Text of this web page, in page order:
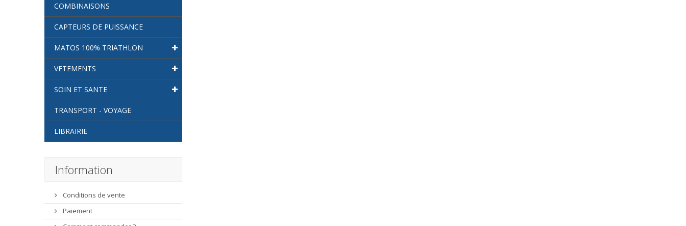
COMBINAISONS
CAPTEURS DE PUISSANCE
MATOS 100% TRIATHLON
VETEMENTS
SOIN ET SANTE
TRANSPORT - VOYAGE
LIBRAIRIE
Information
Conditions de vente
Paiement